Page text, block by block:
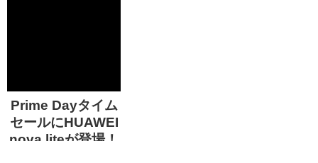
Prime Dayタイム
セールにHUAWEI
nova liteが登場！